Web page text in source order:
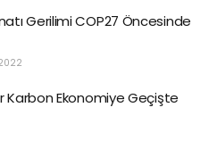
Gerilimi COP27 Öncesinde
Karbon Ekonomiye Geçişte